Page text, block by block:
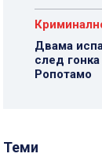
Двама
след
Ропотамо
Теми